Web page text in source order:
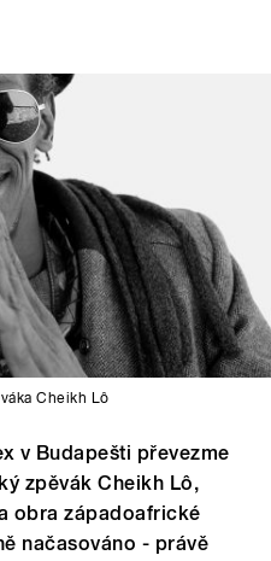
Cheikh Lô
v Budapešti převezme
zpěvák Cheikh Lô,
obra západoafrické
načasováno - právě